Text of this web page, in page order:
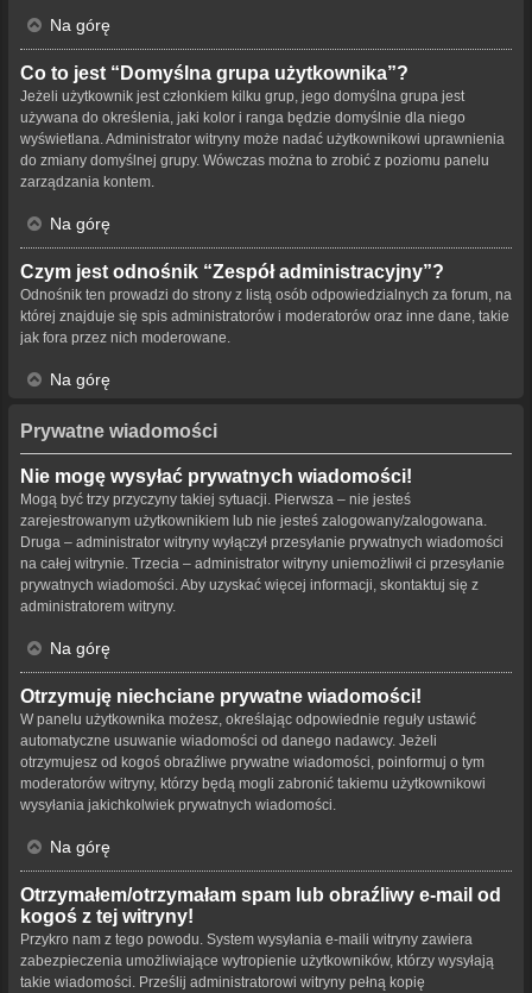
Na górę
Co to jest “Domyślna grupa użytkownika”?
Jeżeli użytkownik jest członkiem kilku grup, jego domyślna grupa jest
używana do określenia, jaki kolor i ranga będzie domyślnie dla niego
wyświetlana. Administrator witryny może nadać użytkownikowi uprawnienia
do zmiany domyślnej grupy. Wówczas można to zrobić z poziomu panelu
zarządzania kontem.
Na górę
Czym jest odnośnik “Zespół administracyjny”?
Odnośnik ten prowadzi do strony z listą osób odpowiedzialnych za forum, na
której znajduje się spis administratorów i moderatorów oraz inne dane, takie
jak fora przez nich moderowane.
Na górę
Prywatne wiadomości
Nie mogę wysyłać prywatnych wiadomości!
Mogą być trzy przyczyny takiej sytuacji. Pierwsza – nie jesteś
zarejestrowanym użytkownikiem lub nie jesteś zalogowany/zalogowana.
Druga – administrator witryny wyłączył przesyłanie prywatnych wiadomości
na całej witrynie. Trzecia – administrator witryny uniemożliwił ci przesyłanie
prywatnych wiadomości. Aby uzyskać więcej informacji, skontaktuj się z
administratorem witryny.
Na górę
Otrzymuję niechciane prywatne wiadomości!
W panelu użytkownika możesz, określając odpowiednie reguły ustawić
automatyczne usuwanie wiadomości od danego nadawcy. Jeżeli
otrzymujesz od kogoś obraźliwe prywatne wiadomości, poinformuj o tym
moderatorów witryny, którzy będą mogli zabronić takiemu użytkownikowi
wysyłania jakichkolwiek prywatnych wiadomości.
Na górę
Otrzymałem/otrzymałam spam lub obraźliwy e-mail od
kogoś z tej witryny!
Przykro nam z tego powodu. System wysyłania e-maili witryny zawiera
zabezpieczenia umożliwiające wytropienie użytkowników, którzy wysyłają
takie wiadomości. Prześlij administratorowi witryny pełną kopię